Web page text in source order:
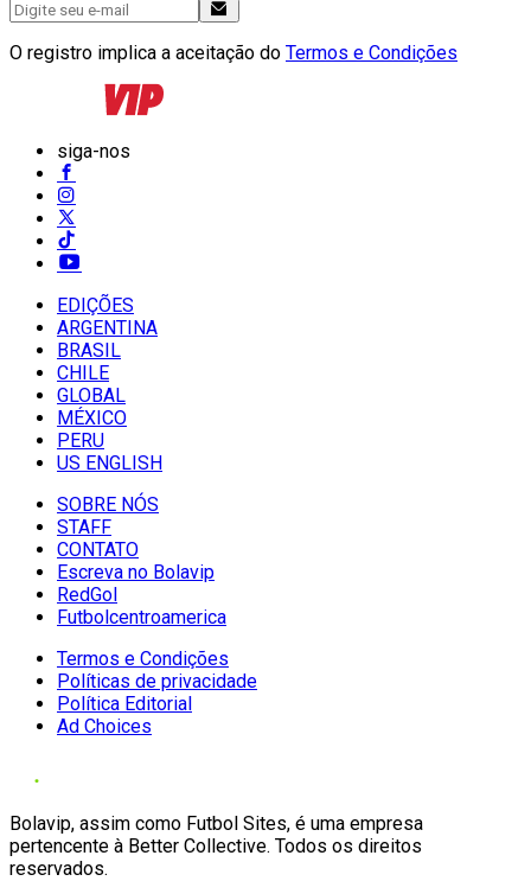
O registro implica a aceitação do Termos e Condições
siga-nos
EDIÇÕES
ARGENTINA
BRASIL
CHILE
GLOBAL
MÉXICO
PERU
US ENGLISH
SOBRE NÓS
STAFF
CONTATO
Escreva no Bolavip
RedGol
Futbolcentroamerica
Termos e Condições
Políticas de privacidade
Política Editorial
Ad Choices
Bolavip, assim como Futbol Sites, é uma empresa
pertencente à Better Collective. Todos os direitos
reservados.